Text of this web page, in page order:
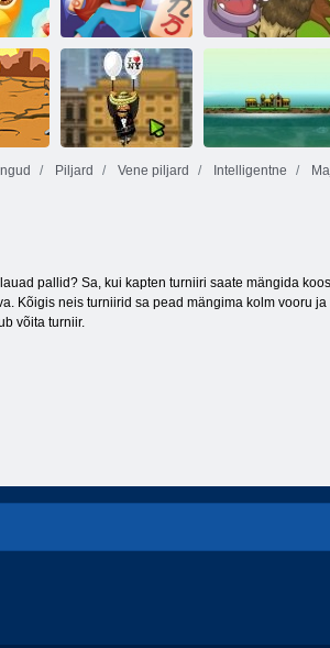
Päris bassein 3D
tasuta
Adventure
Mahjong
Pinball
loomaaias
Piljard Vene piljard Intelligentne
pallid? Sa, kui kapten turniiri saate mängida
Kõigis neis turniirid sa pead mängima kolm vooru
võita turniir.